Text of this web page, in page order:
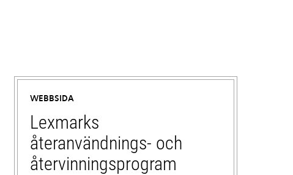
WEBBSIDA
Lexmarks
återanvändnings- och
återvinningsprogram